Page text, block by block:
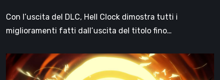
Con l’uscita del DLC, Hell Clock dimostra tutti i
miglioramenti fatti dall’uscita del titolo fino…
33
Immortals,